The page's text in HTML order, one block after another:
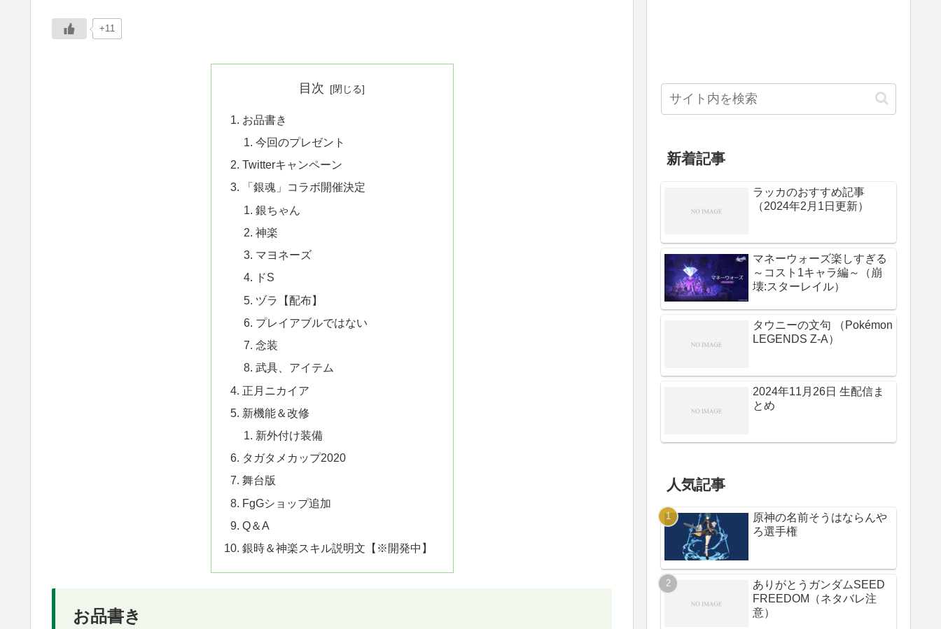
+11
目次
お品書き
今回のプレゼント
Twitterキャンペーン
「銀魂」コラボ開催決定
銀ちゃん
神楽
マヨネーズ
ドS
ヅラ【配布】
プレイアブルではない
念装
武具、アイテム
正月ニカイア
新機能＆改修
新外付け装備
タガタメカップ2020
舞台版
FgGショップ追加
Q＆A
銀時＆神楽スキル説明文【※開発中】
お品書き
新着記事
ラッカのおすすめ記事
（2024年2月1日更新）
マネーウォーズ楽しすぎる
～コスト1キャラ編～（崩
壊:スターレイル）
タウニーの文句 （Pokémon
LEGENDS Z-A）
2024年11月26日 生配信ま
とめ
人気記事
原神の名前そうはならんや
ろ選手権
ありがとうガンダムSEED
FREEDOM（ネタバレ注
意）